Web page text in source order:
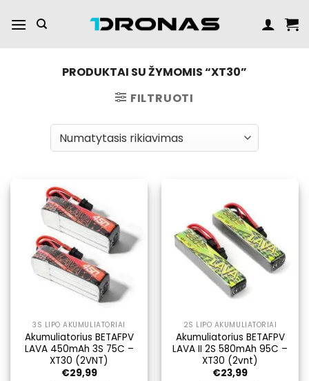
turinį
PRODUKTAI SU ŽYMOMIS “XT30”
FILTRUOTI
3S LIPO AKUMULIATORIAI
Akumuliatorius BETAFPV
LAVA 450mAh 3S 75C –
XT30 (2VNT)
€29,99
2S LIPO AKUMULIATORIAI
Akumuliatorius BETAFPV
LAVA II 2S 580mAh 95C –
XT30 (2vnt)
€23,99